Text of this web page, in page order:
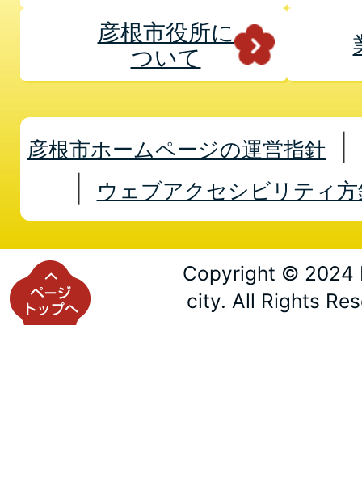
彦根市役所に
ついて
彦根市ホームページの運営指針
ウェブアクセシビリティ方
Copyright © 2024
city. All Rights